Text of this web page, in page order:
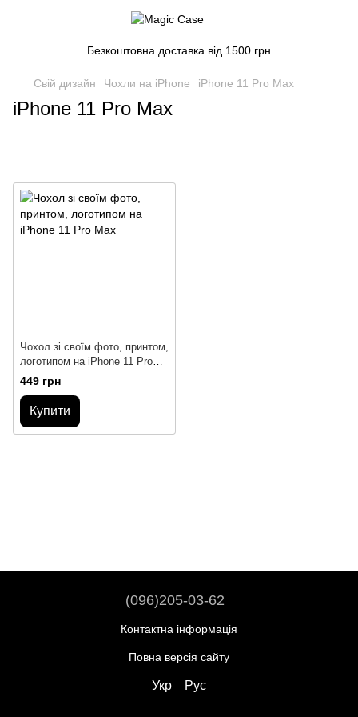
Безкоштовна доставка від 1500 грн
Свій дизайн Чохли на iPhone iPhone 11 Pro Max
iPhone 11 Pro Max
Чохол зі своїм фото, принтом,
логотипом на iPhone 11 Pro
Max
449 грн
Купити
(096)205-03-62
Контактна інформація
Повна версія сайту
Укр Рус